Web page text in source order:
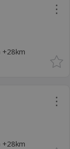
+28km
+28km